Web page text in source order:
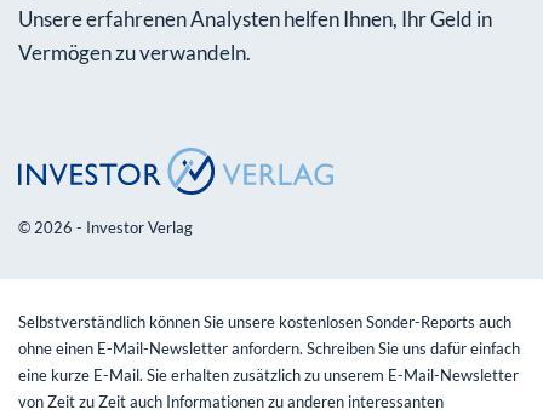
Unsere erfahrenen Analysten helfen Ihnen, Ihr Geld in
Vermögen zu verwandeln.
© 2026 - Investor Verlag
Selbstverständlich können Sie unsere kostenlosen Sonder-Reports auch
ohne einen E-Mail-Newsletter anfordern. Schreiben Sie uns dafür einfach
eine kurze E-Mail. Sie erhalten zusätzlich zu unserem E-Mail-Newsletter
von Zeit zu Zeit auch Informationen zu anderen interessanten